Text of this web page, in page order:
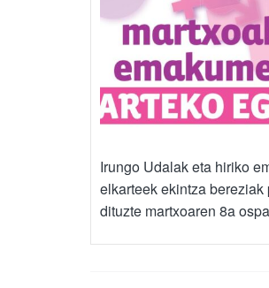
Irungo Udalak eta hiriko
elkarteek ekintza bereziak
dituzte martxoaren 8a